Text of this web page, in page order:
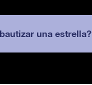
una estrella?